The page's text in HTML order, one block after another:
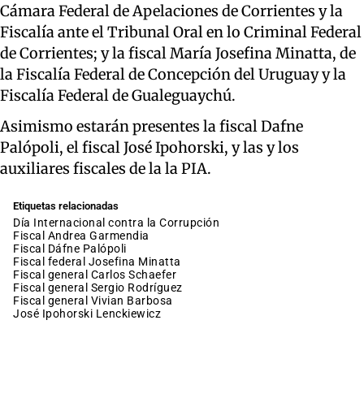
Cámara Federal de Apelaciones de Corrientes y la
Fiscalía ante el Tribunal Oral en lo Criminal Federal
de Corrientes; y la fiscal María Josefina Minatta, de
la Fiscalía Federal de Concepción del Uruguay y la
Fiscalía Federal de Gualeguaychú.
Asimismo estarán presentes la fiscal Dafne
Palópoli, el fiscal José Ipohorski, y las y los
auxiliares fiscales de la la PIA.
Etiquetas relacionadas
Día Internacional contra la Corrupción
fiscal Andrea Garmendia
fiscal Dáfne Palópoli
fiscal federal Josefina Minatta
fiscal general Carlos Schaefer
fiscal general Sergio Rodríguez
fiscal general Vivian Barbosa
José Ipohorski Lenckiewicz